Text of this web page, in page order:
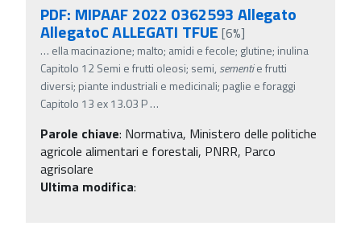
PDF: MIPAAF 2022 0362593 Allegato
AllegatoC ALLEGATI TFUE [6%]
… ella macinazione; malto; amidi e fecole; glutine; inulina
Capitolo 12 Semi e frutti oleosi; semi, sementie frutti
diversi; piante industriali e medicinali; paglie e foraggi
Capitolo 13 ex 13.03 P…
Parole chiave: Normativa, Ministero delle politiche
agricole alimentari e forestali, PNRR, Parco
agrisolare
Ultima modifica: